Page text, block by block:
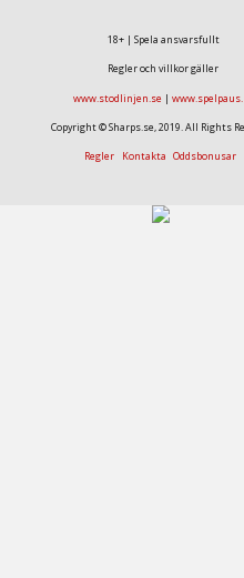
18+ | Spela ansvarsfullt
Regler och villkor gäller
www.stodlinjen.se |
Copyright © Sharps.se, 2019. All Rights
Regler Kontakta Oddsbonusar